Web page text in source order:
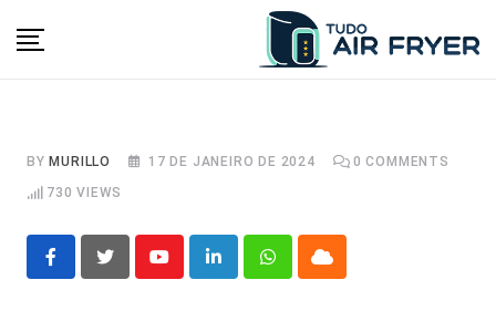
BY MURILLO 17 DE JANEIRO DE 2024 0 COMMENTS
730 VIEWS
YoutubeLinkedInWhatsappCloud